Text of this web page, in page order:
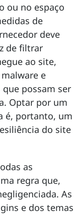
ou no espaço
de
deve
de filtrar
ao site,
e
possam ser
Optar por um
é, portanto, um
do site
as
regra que,
As
e dos temas